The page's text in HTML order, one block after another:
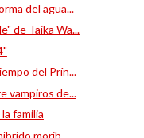
del agua...
de Taika Wa...
del Prín...
vampiros de...
familia
morib...